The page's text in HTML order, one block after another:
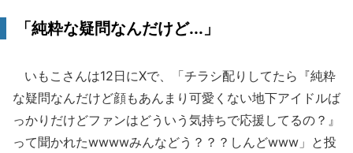
「純粋な疑問なんだけど...」
いもこさんは12日にXで、「チラシ配りしてたら『純粋
な疑問なんだけど顔もあんまり可愛くない地下アイドルば
っかりだけどファンはどういう気持ちで応援してるの？』
って聞かれたwwwwみんなどう？？？しんどwww」と投